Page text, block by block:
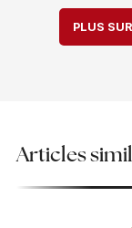
PLUS
Articles